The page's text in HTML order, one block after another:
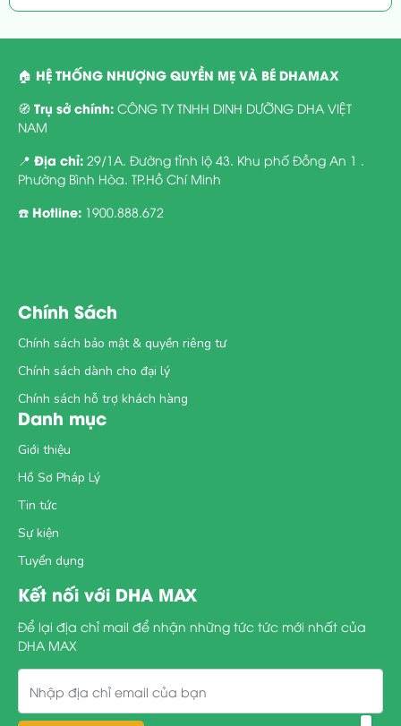
🏠 HỆ THỐNG NHƯỢNG QUYỀN MẸ VÀ BÉ DHAMAX
🧭 Trụ sở chính: CÔNG TY TNHH DINH DƯỠNG DHA VIỆT
NAM
📍 Địa chỉ: 29/1A. Đường tỉnh lộ 43. Khu phố Đồng An 1 .
Phường Bình Hòa. TP.Hồ Chí Minh
☎️ Hotline: 1900.888.672
Chính Sách
Chính sách bảo mật & quyền riêng tư
Chính sách dành cho đại lý
Chính sách hỗ trợ khách hàng
Danh mục
Giới thiệu
Hồ Sơ Pháp Lý
Tin tức
Sự kiện
Tuyển dụng
Kết nối với DHA MAX
Để lại địa chỉ mail để nhận những tức tức mới nhất của
DHA MAX